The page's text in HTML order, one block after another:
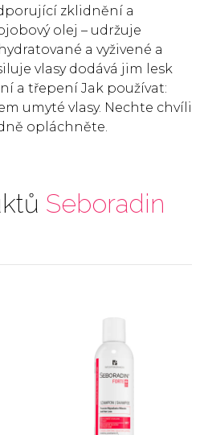
zklidnění a
olej – udržuje
a vyživené a
vlasy dodává jim lesk
a třepení Jak používat:
umyté vlasy. Nechte chvíli
opláchněte.
Seboradin